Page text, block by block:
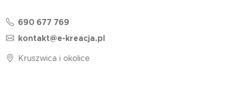
690 677 769
kontakt@e-kreacja.pl
Kruszwica i okolice